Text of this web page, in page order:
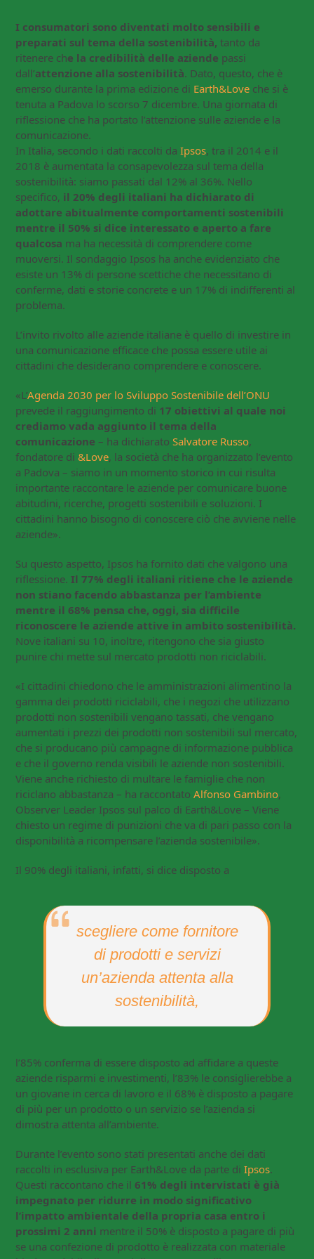
I consumatori sono diventati molto sensibili e
preparati sul tema della sostenibilità,tanto da
ritenere che la credibilità delle aziende passi
dall’attenzione alla sostenibilità. Dato, questo, che è
emerso durante la prima edizione di Earth&Love che si è
tenuta a Padova lo scorso 7 dicembre. Una giornata di
riflessione che ha portato l’attenzione sulle aziende e la
comunicazione.
In Italia, secondo i dati raccolti daIpsos, tra il 2014 e il
2018 è aumentata la consapevolezza sul tema della
sostenibilità: siamo passati dal 12% al 36%. Nello
specifico, il 20% degli italiani ha dichiarato di
adottare abitualmente comportamenti sostenibili
mentre il 50% si dice interessato e aperto a fare
qualcosa ma ha necessità di comprendere come
muoversi. Il sondaggio Ipsos ha anche evidenziato che
esiste un 13% di persone scettiche che necessitano di
conferme, dati e storie concrete e un 17% di indifferenti al
problema.
L’invito rivolto alle aziende italiane è quello di investire in
una comunicazione efficace che possa essere utile ai
cittadini che desiderano comprendere e conoscere.
«L’Agenda 2030 per lo Sviluppo Sostenibile dell’ONU
prevede il raggiungimento di 17 obiettivi al quale noi
crediamo vada aggiunto il tema della
comunicazione – ha dichiaratoSalvatore Russo,
fondatore di&Love, la società che ha organizzato l’evento
a Padova – siamo in un momento storico in cui risulta
importante raccontare le aziende per comunicare buone
abitudini, ricerche, progetti sostenibili e soluzioni. I
cittadini hanno bisogno di conoscere ciò che avviene nelle
aziende».
Su questo aspetto, Ipsos ha fornito dati che valgono una
riflessione.Il 77% degli italiani ritiene che le aziende
non stiano facendo abbastanza per l’ambiente
mentre il 68% pensa che, oggi, sia difficile
riconoscere le aziende attive in ambito sostenibilità.
Nove italiani su 10, inoltre, ritengono che sia giusto
punire chi mette sul mercato prodotti non riciclabili.
«I cittadini chiedono che le amministrazioni alimentino la
gamma dei prodotti riciclabili, che i negozi che utilizzano
prodotti non sostenibili vengano tassati, che vengano
aumentati i prezzi dei prodotti non sostenibili sul mercato,
che si producano più campagne di informazione pubblica
e che il governo renda visibili le aziende non sostenibili.
Viene anche richiesto di multare le famiglie che non
riciclano abbastanza – ha raccontatoAlfonso Gambino,
Observer Leader Ipsos sul palco di Earth&Love – Viene
chiesto un regime di punizioni che va di pari passo con la
disponibilità a ricompensare l’azienda sostenibile».
Il 90% degli italiani, infatti, si dice disposto a
scegliere come fornitore
di prodotti e servizi
un’azienda attenta alla
sostenibilità,
l’85% conferma di essere disposto ad affidare a queste
aziende risparmi e investimenti, l’83% le consiglierebbe a
un giovane in cerca di lavoro e il 68% è disposto a pagare
di più per un prodotto o un servizio se l’azienda si
dimostra attenta all’ambiente.
Durante l’evento sono stati presentati anche dei dati
raccolti in esclusiva per Earth&Love da parte diIpsos.
Questi raccontano che il61% degli intervistati è già
impegnato per ridurre in modo significativo
l’impatto ambientale della propria casa entro i
prossimi 2 anni mentre il 50% è disposto a pagare di più
se una confezione di prodotto è realizzata con materiale